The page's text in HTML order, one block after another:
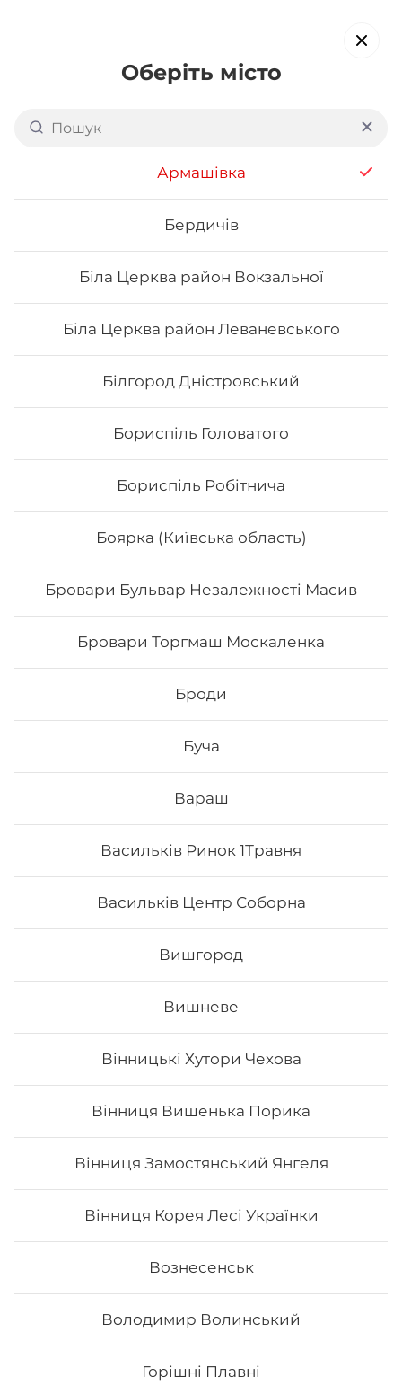
Оберіть місто
Армашівка
Бердичів
Біла Церква район Вокзальної
Біла Церква район Леваневського
Білгород Дністровський
Бориспіль Головатого
Бориспіль Робітнича
Боярка (Київська область)
Бровари Бульвар Незалежності Масив
Бровари Торгмаш Москаленка
Броди
Буча
Вараш
Васильків Ринок 1Травня
Васильків Центр Соборна
Вишгород
Вишневе
Вінницькі Хутори Чехова
Вінниця Вишенька Порика
Вінниця Замостянський Янгеля
Вінниця Корея Лесі Українки
Вознесенськ
Володимир Волинський
Горішні Плавні
Світловодську
Каліфорнія
Каліфорнія з лососем
Вага: 255 г Склад: норі, рис, тобіко, лосось, ср
Каліфорнія з лососем в ікрі
Вага: 255 г Склад: норі, рис, огірок, авокадо, тобіко
₴